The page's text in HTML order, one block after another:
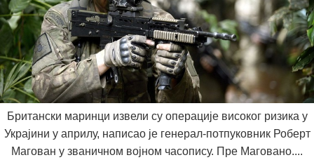
Британски маринци извели су операције високог ризика у
Украјини у априлу, написао је генерал-потпуковник Роберт
Магован у званичном војном часопису. Пре Маговано....